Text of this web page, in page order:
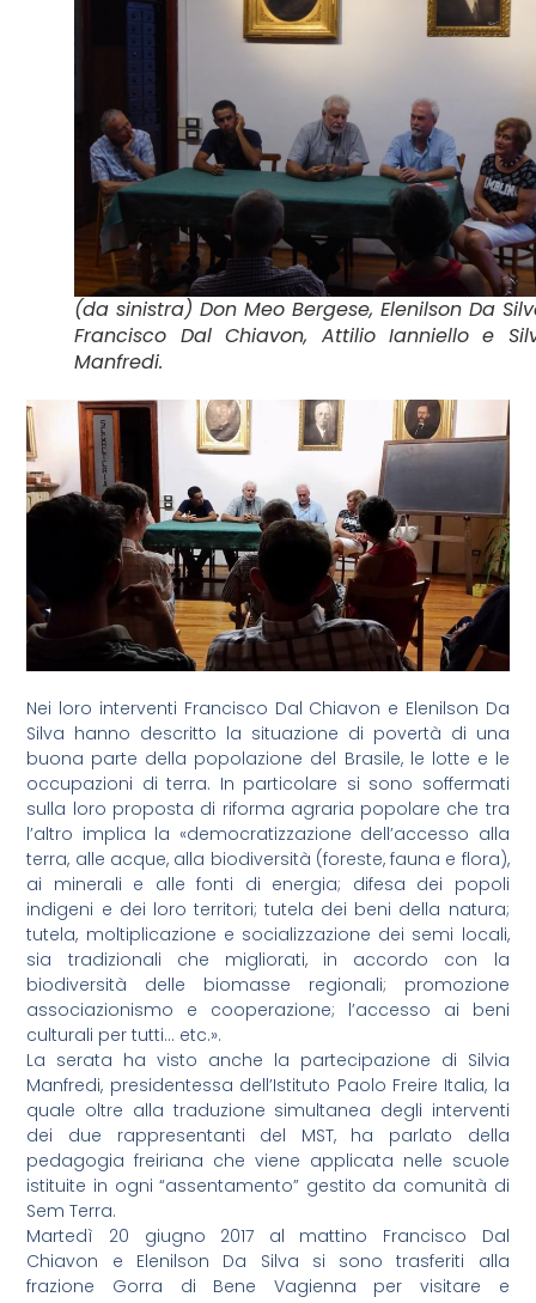
(da sinistra) Don Meo Bergese, Elenilson Da
Francisco Dal Chiavon, Attilio Ianniello e
Manfredi.
Nei loro interventi Francisco Dal Chiavon e Elenilson Da
Silva hanno descritto la situazione di povertà di una
buona parte della popolazione del Brasile, le lotte e le
occupazioni di terra. In particolare si sono soffermati
sulla loro proposta di riforma agraria popolare che tra
l’altro implica la «democratizzazione dell’accesso alla
terra, alle acque, alla biodiversità (foreste, fauna e flora),
ai minerali e alle fonti di energia; difesa dei popoli
indigeni e dei loro territori; tutela dei beni della natura;
tutela, moltiplicazione e socializzazione dei semi locali,
sia tradizionali che migliorati, in accordo con la
biodiversità delle biomasse regionali; promozione
associazionismo e cooperazione; l’accesso ai beni
culturali per tutti… etc.».
La serata ha visto anche la partecipazione di Silvia
Manfredi, presidentessa dell’Istituto Paolo Freire Italia, la
quale oltre alla traduzione simultanea degli interventi
dei due rappresentanti del MST, ha parlato della
pedagogia freiriana che viene applicata nelle scuole
istituite in ogni “assentamento” gestito da comunità di
Sem Terra.
Martedì 20 giugno 2017 al mattino Francisco Dal
Chiavon e Elenilson Da Silva si sono trasferiti alla
frazione Gorra di Bene Vagienna per visitare e